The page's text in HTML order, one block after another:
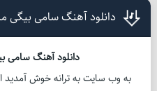
دانلود آهنگ سامی بیگی
دانلود آهنگ سامی
به وب سایت به ترانه خوش آمدید